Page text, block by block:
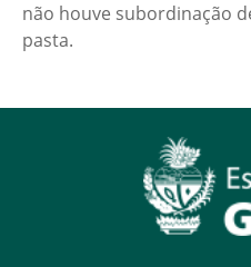
não houve subordinação
pasta.